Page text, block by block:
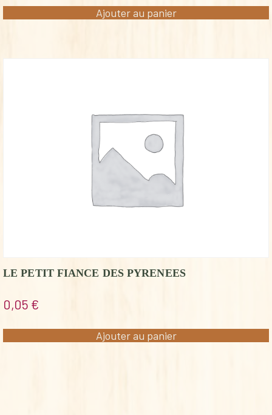
Ajouter au panier
LE PETIT FIANCE DES PYRENEES
0,05 €
Ajouter au panier